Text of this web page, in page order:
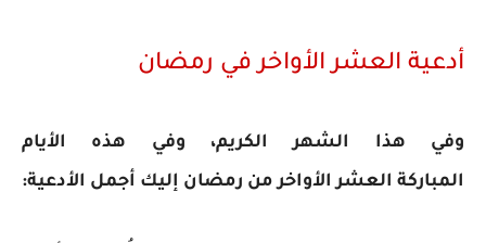
أدعية العشر الأواخر في رمضان
وفي هذا الشهر الكريم، وفي هذه الأيام
المباركة العشر الأواخر من رمضان إليك أجمل الأدعية: